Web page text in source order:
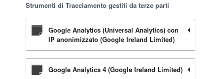
Strumenti di Tracciamento gestiti da terze parti
Google Analytics (Universal Analytics) con
IP anonimizzato (Google Ireland Limited)
Google Analytics 4 (Google Ireland Limited)